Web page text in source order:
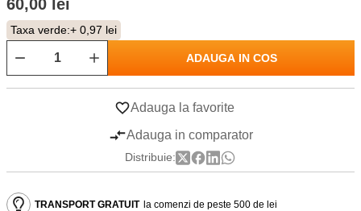
60,00 lei
Taxa verde:+ 0,97 lei
ADAUGA IN COS
Adauga la favorite
Adauga in comparator
Distribuie:
TRANSPORT GRATUIT la comenzi de peste 500 de lei